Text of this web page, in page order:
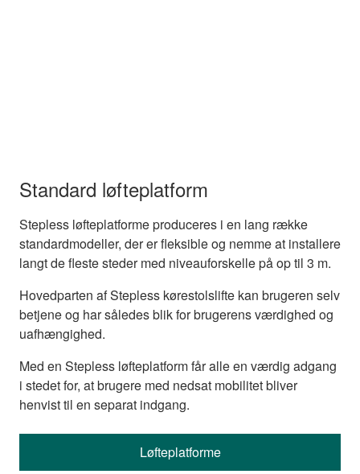
Standard løfteplatform
Stepless løfteplatforme produceres i en lang række
standardmodeller, der er fleksible og nemme at installere
langt de fleste steder med niveauforskelle på op til 3 m.
Hovedparten af Stepless kørestolslifte kan brugeren selv
betjene og har således blik for brugerens værdighed og
uafhængighed.
Med en Stepless løfteplatform får alle en værdig adgang
i stedet for, at brugere med nedsat mobilitet bliver
henvist til en separat indgang.
Løfteplatforme